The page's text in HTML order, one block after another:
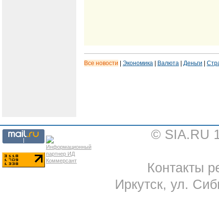
Все новости | Экономика | Валюта | Деньги |
© SIA.RU
Контакты
Иркутск, ул.